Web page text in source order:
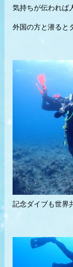
気持ちが伝われば
外国の方と潜ると
記念ダイブも世界